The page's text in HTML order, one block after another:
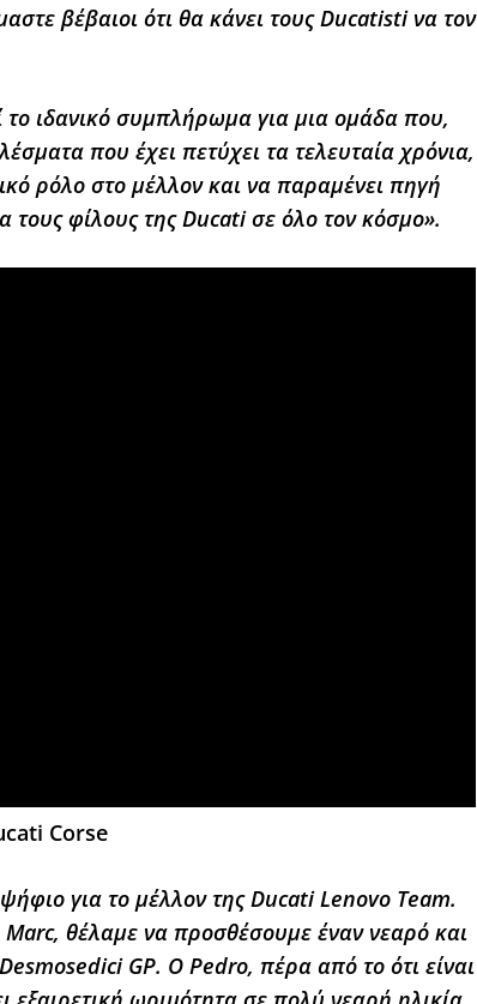
βέβαιοι ότι θα κάνει τους Ducatisti να τον
το ιδανικό συμπλήρωμα για μια ομάδα που,
που έχει πετύχει τα τελευταία χρόνια,
ρόλο στο μέλλον και να παραμένει πηγή
φίλους της Ducati σε όλο τον κόσμο».
Corse
για το μέλλον της Ducati Lenovo Team.
θέλαμε να προσθέσουμε έναν νεαρό και
GP. Ο Pedro, πέρα από το ότι είναι